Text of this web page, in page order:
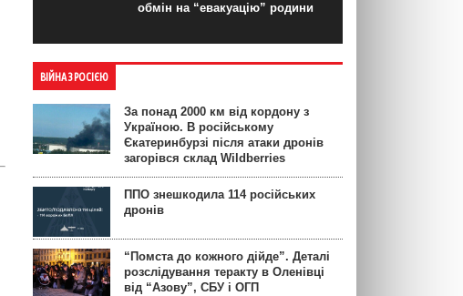
обмін на “евакуацію” родини
ВІЙНА З РОСІЄЮ
За понад 2000 км від кордону з
Україною. В російському
Єкатеринбурзі після атаки дронів
загорівся склад Wildberries
ППО знешкодила 114 російських
дронів
“Помста до кожного дійде”. Деталі
розслідування теракту в Оленівці
від “Азову”, СБУ і ОГП